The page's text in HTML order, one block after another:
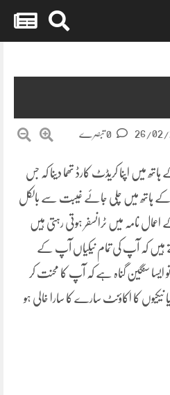
26/02/
میں اپنا کریڈٹ کارڈ تھما دینا کہ جس
ہاتھ میں چلی جائے غیبت سے بالکل
نامہ میں ٹرانسفر ہوتی رہتی ہیں
کہ آپ کی تمام نیکیاں آپ کے
سنگین گناہ ہے کہ آپ کا محنت کر
نیکیوں کا اکاؤنٹ سارے کا سارا خالی ہو